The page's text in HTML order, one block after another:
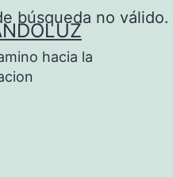
búsqueda no válido.
hacia la